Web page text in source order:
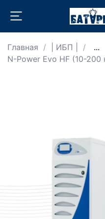
Главная | ИБП |
...
N-Power Evo HF (10-200